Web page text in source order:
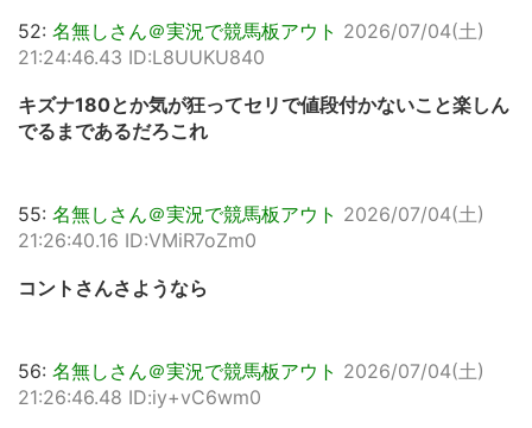
52: 名無しさん＠実況で競馬板アウト 2026/07/04(土)
21:24:46.43 ID:L8UUKU840
キズナ180とか気が狂ってセリで値段付かないこと楽しん
でるまであるだろこれ
55: 名無しさん＠実況で競馬板アウト 2026/07/04(土)
21:26:40.16 ID:VMiR7oZm0
コントさんさようなら
56: 名無しさん＠実況で競馬板アウト 2026/07/04(土)
21:26:46.48 ID:iy+vC6wm0